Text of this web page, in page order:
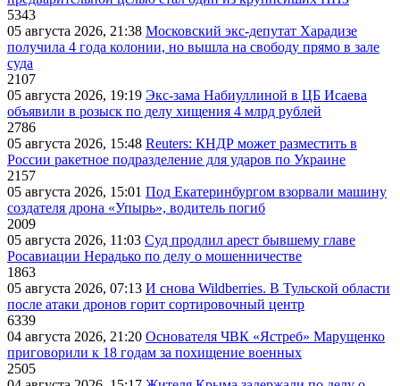
5343
05 августа 2026, 21:38 Московский экс-депутат Харадизе
получила 4 года колонии, но вышла на свободу прямо в зале
суда
2107
05 августа 2026, 19:19 Экс-зама Набиуллиной в ЦБ Исаева
объявили в розыск по делу хищения 4 млрд рублей
2786
05 августа 2026, 15:48 Reuters: КНДР может разместить в
России ракетное подразделение для ударов по Украине
2157
05 августа 2026, 15:01 Под Екатеринбургом взорвали машину
создателя дрона «Упырь», водитель погиб
2009
05 августа 2026, 11:03 Суд продлил арест бывшему главе
Росавиации Нерадько по делу о мошенничестве
1863
05 августа 2026, 07:13 И снова Wildberries. В Тульской области
после атаки дронов горит сортировочный центр
6339
04 августа 2026, 21:20 Основателя ЧВК «Ястреб» Марущенко
приговорили к 18 годам за похищение военных
2505